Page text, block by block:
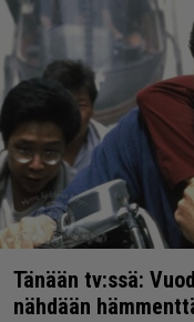
Tänään tv:ssä:
nähdään